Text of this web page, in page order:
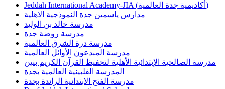
Jeddah International Academy-JIA (أكاديمية جدة العالمية)
مدارس ياسمين جدة النموذجية الاهلية
مدرسة خالد بن الوليد
مدرسة روضة جدة
مدرسة درة الشرق العالمية
مدرسة المبدعون الأوائل العالمية
مدرسة الصالحية الإبتدائية الأهلية لتحفيظ القرآن الكريم بنين
المدرسة الفلبينية العالمية بجدة
مدرسة الفتح الابتدائية الرائدة بجدة